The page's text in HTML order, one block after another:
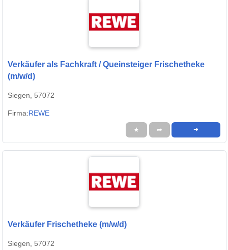
Verkäufer als Fachkraft / Queinsteiger Frischetheke
(m/w/d)
Siegen, 57072
Firma:REWE
★ ➦ ➜
Verkäufer Frischetheke (m/w/d)
Siegen, 57072